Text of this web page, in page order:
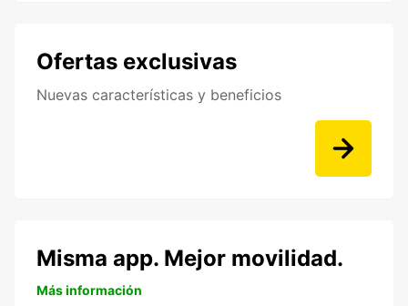
Ofertas exclusivas
Nuevas características y beneficios
Misma app. Mejor movilidad.
Más información